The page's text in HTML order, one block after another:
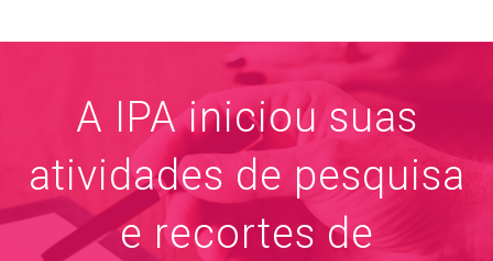
A IPA iniciou suas
atividades de pesquisa
e recortes de